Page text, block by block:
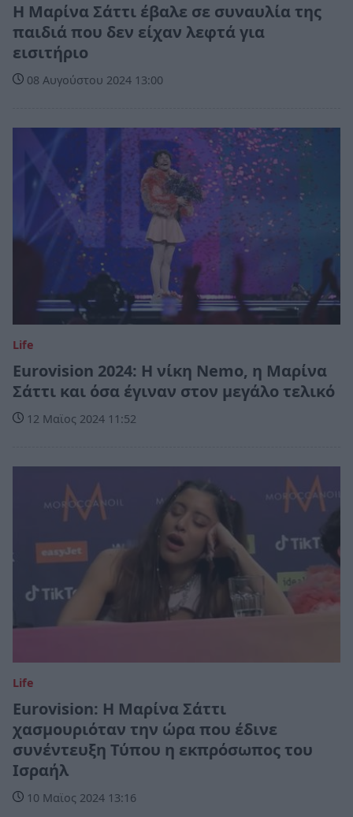
Η Μαρίνα Σάττι έβαλε σε συναυλία της
παιδιά που δεν είχαν λεφτά για
εισιτήριο
08 Αυγούστου 2024 13:00
Life
Eurovision 2024: Η νίκη Nemo, η Μαρίνα
Σάττι και όσα έγιναν στον μεγάλο τελικό
12 Μαϊος 2024 11:52
Life
Eurovision: Η Μαρίνα Σάττι
χασμουριόταν την ώρα που έδινε
συνέντευξη Τύπου η εκπρόσωπος του
Ισραήλ
10 Μαϊος 2024 13:16